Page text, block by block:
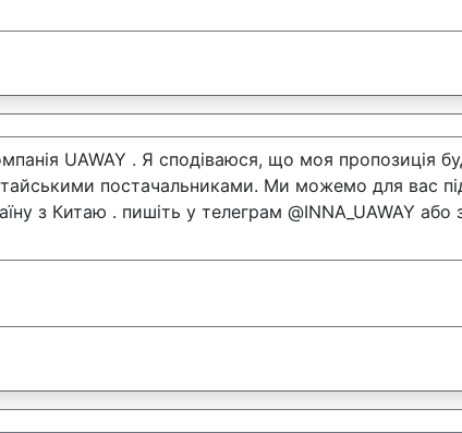
UAWAY . Я сподіваюся, що моя пропозиція
постачальниками. Ми можемо для вас
з Китаю . пишіть у телеграм @INNA_UAWAY або